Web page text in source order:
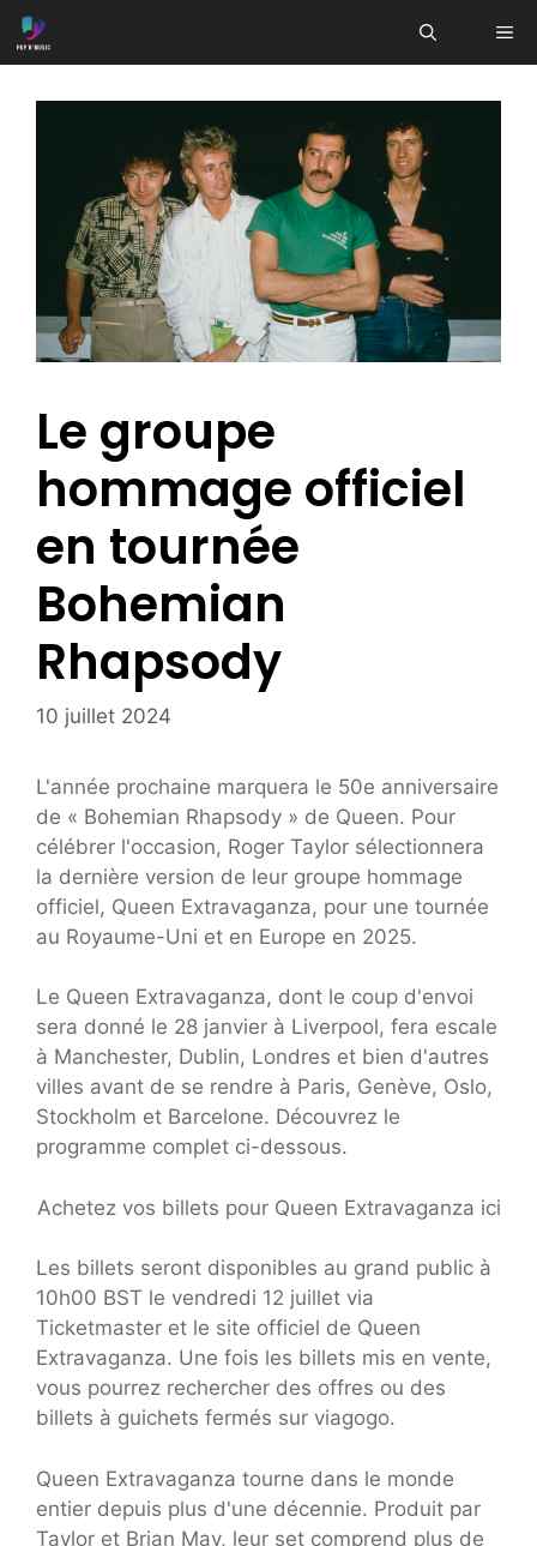
Aller
au
Le groupe
hommage officiel
en tournée
Bohemian
Rhapsody
10 juillet 2024
L'année prochaine marquera le 50e anniversaire
de « Bohemian Rhapsody » de Queen. Pour
célébrer l'occasion, Roger Taylor sélectionnera
la dernière version de leur groupe hommage
officiel, Queen Extravaganza, pour une tournée
au Royaume-Uni et en Europe en 2025.
Le Queen Extravaganza, dont le coup d'envoi
sera donné le 28 janvier à Liverpool, fera escale
à Manchester, Dublin, Londres et bien d'autres
villes avant de se rendre à Paris, Genève, Oslo,
Stockholm et Barcelone. Découvrez le
programme complet ci-dessous.
Achetez vos billets pour Queen Extravaganza ici
Les billets seront disponibles au grand public à
10h00 BST le vendredi 12 juillet via
Ticketmaster et le site officiel de Queen
Extravaganza. Une fois les billets mis en vente,
vous pourrez rechercher des offres ou des
billets à guichets fermés sur viagogo.
Queen Extravaganza tourne dans le monde
entier depuis plus d'une décennie. Produit par
Taylor et Brian May, leur set comprend plus de